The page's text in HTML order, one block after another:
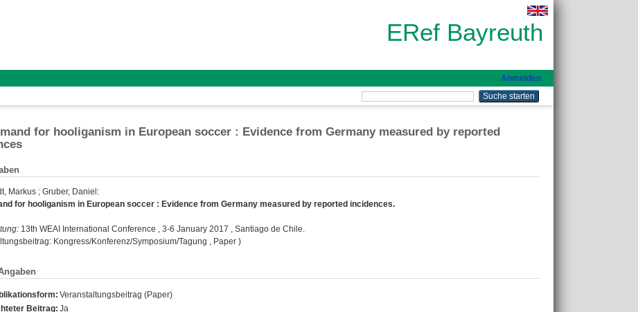
ERef Bayreuth
Anmelden
for hooliganism in European soccer : Evidence from Germany measured by reported
Markus ; Gruber, Daniel :
for hooliganism in European soccer : Evidence from Germany measured by reported incidences.
13th WEAI International Conference , 3-6 January 2017 , Santiago de Chile.
Kongress/Konferenz/Symposium/Tagung , Paper )
Veranstaltungsbeitrag (Paper)
Beitrag: Ja